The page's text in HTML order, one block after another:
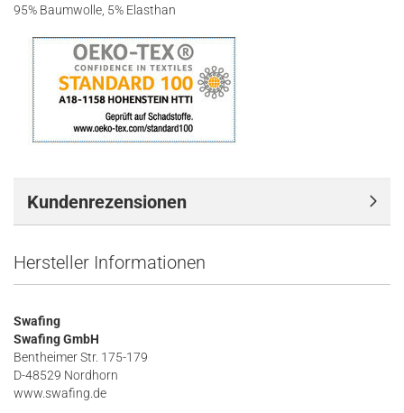
95% Baumwolle, 5% Elasthan
Kundenrezensionen
Hersteller Informationen
Swafing
Swafing GmbH
Bentheimer Str. 175-179
D-48529 Nordhorn
www.swafing.de